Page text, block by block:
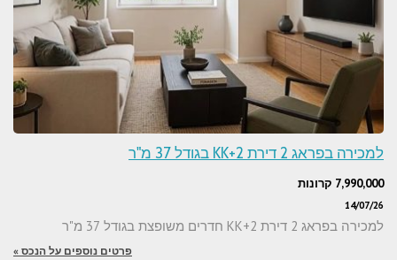
למכירה בפראג 2 דירת 2+KK בגודל 37 מ"ר
7,990,000 קרונות
14/07/26
למכירה בפראג 2 דירת 2+KK חדרים משופצת בגודל 37 מ"ר
פרטים נוספים על הנכס »